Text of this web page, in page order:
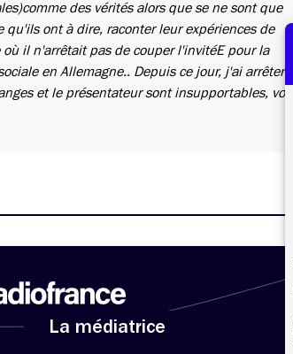
des vérités alors que se ne sont que
ont à dire, raconter leur expériences de
il n'arrêtait pas de couper l'invitéE pour la
en Allemagne.. Depuis ce jour, j'ai arrêter
et le présentateur sont insupportables, voir
La médiatrice